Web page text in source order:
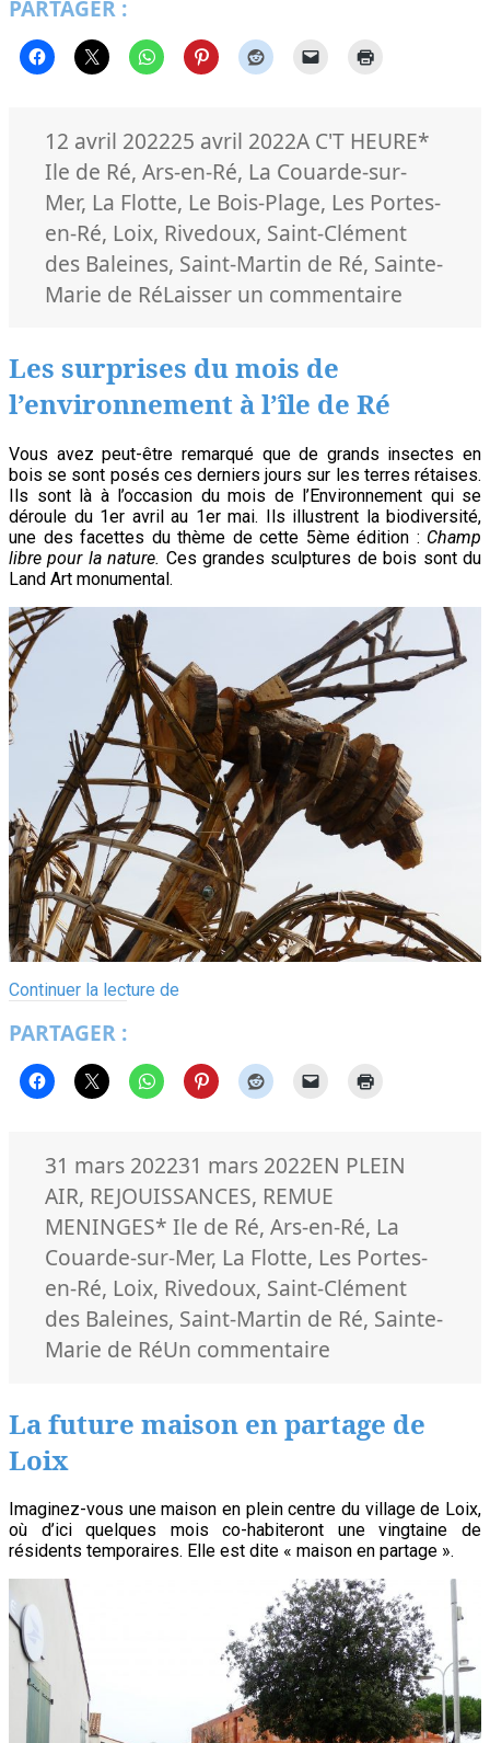
tour
Présidentielles
PARTAGER :
Publié
le
12 avril 202225 avril 2022Catégories
A C'T HEUREMots-
*
Ile de Ré,Ars-en-Ré, La Couarde-sur-
Mer, La Flotte, Le Bois-Plage, Les Portes-
en-Ré, Loix, Rivedoux, Saint-Clément
des Baleines, Saint-Martin de Ré, Sainte-
Marie de RéLaisser un commentaire
tour
2022
Les surprises du mois de
l’environnement à l’île de Ré
Vous avez peut-être remarqué que de grands insectes en
bois se sont posés ces derniers jours sur les terres rétaises.
Ils sont là à l’occasion du mois de l’Environnement qui se
déroule du 1er avril au 1er mai. Ils illustrent la biodiversité,
une des facettes du thème de cette 5ème édition : Champ
libre pour la nature. Ces grandes sculptures de bois sont du
Land Art monumental.
Continuer la lecture de
de
l’environnement
de
Ré
PARTAGER :
Publié
le
31 mars 202231 mars 2022Catégories
EN PLEIN
AIR, REJOUISSANCES, REMUE
MENINGESMots-
clés
* Ile de Ré,Ars-en-Ré, La
Couarde-sur-Mer, La Flotte, Les Portes-
en-Ré, Loix, Rivedoux, Saint-Clément
des Baleines, Saint-Martin de Ré, Sainte-
Marie de RéUn commentaire
surprises
du
de
à
l’île
de
Ré
La future maison en partage de
Loix
Imaginez-vous une maison en plein centre du village de Loix,
où d’ici quelques mois co-habiteront une vingtaine de
résidents temporaires. Elle est dite « maison en partage ».